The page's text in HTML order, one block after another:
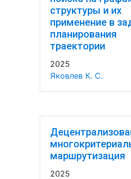
структуры и их
применение в
планирования
траектории
2025
Яковлев К. С.
маршрутизация
2025